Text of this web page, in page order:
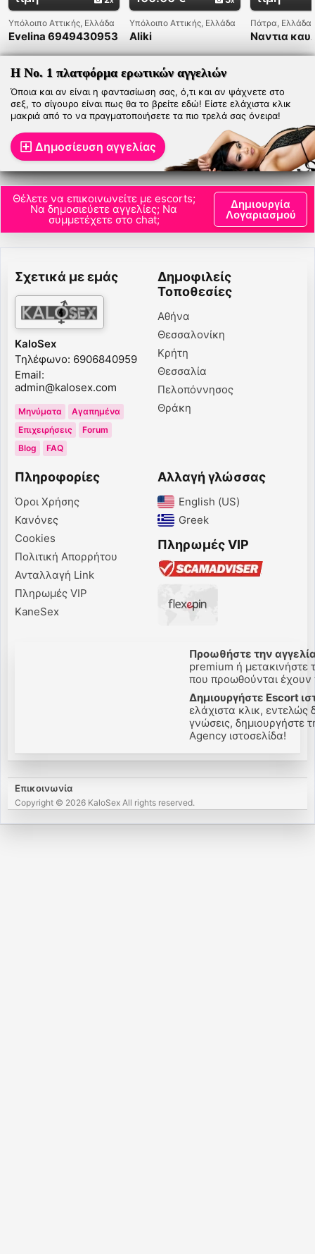
Υπόλοιπο Αττικής, Ελλάδα
Evelina 6949430953
Υπόλοιπο Αττικής, Ελλάδα
Aliki
Πάτρα, Ελλάδα
Ναντια
Η Νο. 1 πλατφόρμα ερωτικών αγγελιών
Όποια και αν είναι η φαντασίωση σας, ό,τι και αν ψάχνετε στο
σεξ, το σίγουρο είναι πως θα το βρείτε εδώ! Είστε ελάχιστα κλικ
μακριά από το να πραγματοποιήσετε τα πιο τρελά σας όνειρα!
Δημοσίευση αγγελίας
Θέλετε να επικοινωνείτε με escorts;
Να δημοσιεύετε αγγελίες; Να
συμμετέχετε στο chat;
Δημιουργία
Λογαριασμού
Σχετικά με εμάς
KaloSex
Τηλέφωνο: 6906840959
Email:
admin@kalosex.com
Μηνύματα
Αγαπημένα
Επιχειρήσεις
Forum
Blog
FAQ
Δημοφιλείς
Τοποθεσίες
Αθήνα
Θεσσαλονίκη
Κρήτη
Θεσσαλία
Πελοπόννησος
Θράκη
Πληροφορίες
Όροι Χρήσης
Κανόνες
Cookies
Πολιτική Απορρήτου
Ανταλλαγή Link
Πληρωμές VIP
KaneSex
Αλλαγή γλώσσας
English (US)‎
Greek‎
Πληρωμές VIP
Προωθήστε την
premium ή μετακινήστε
που προωθούνται έχουν
Δημιουργήστε Escort
ελάχιστα κλικ, εντελώς
γνώσεις, δημιουργήστε
Agency ιστοσελίδα!
Επικοινωνία
Copyright © 2026 KaloSex All rights reserved.